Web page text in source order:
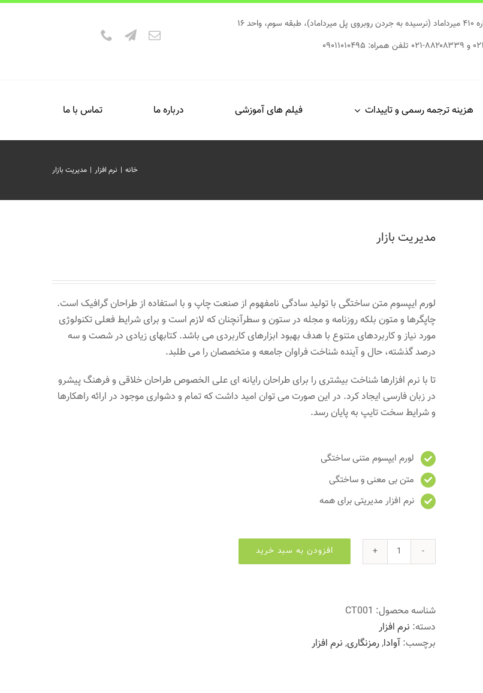
۱۶
هزینه ترجمه رسمی و تاییدات فیلم های آموزشی درباره ما تماس با ما
خانه | نرم افزار | مدیریت بازار
مدیریت بازار
لورم ایپسوم متن ساختگی با تولید سادگی نامفهوم از صنعت چاپ و با استفاده از طراحان گرافیک است.
چاپگرها و متون بلکه روزنامه و مجله در ستون و سطرآنچنان که لازم است و برای شرایط فعلی تکنولوژی
مورد نیاز و کاربردهای متنوع با هدف بهبود ابزارهای کاربردی می باشد. کتابهای زیادی در شصت و سه
درصد گذشته، حال و آینده شناخت فراوان جامعه و متخصصان را می طلبد.
تا با نرم افزارها شناخت بیشتری را برای طراحان رایانه ای علی الخصوص طراحان خلاقی و فرهنگ پیشرو
در زبان فارسی ایجاد کرد. در این صورت می توان امید داشت که تمام و دشواری موجود در ارائه راهکارها
و شرایط سخت تایپ به پایان رسد.
لورم ایپسوم متنی ساختگی
متن بی معنی و ساختگی
نرم افزار مدیریتی برای همه
افزودن به سبد خرید
شناسه محصول: CT001
دسته: نرم افزار
برچسب: آوادا,رمزنگاری, نرم افزار